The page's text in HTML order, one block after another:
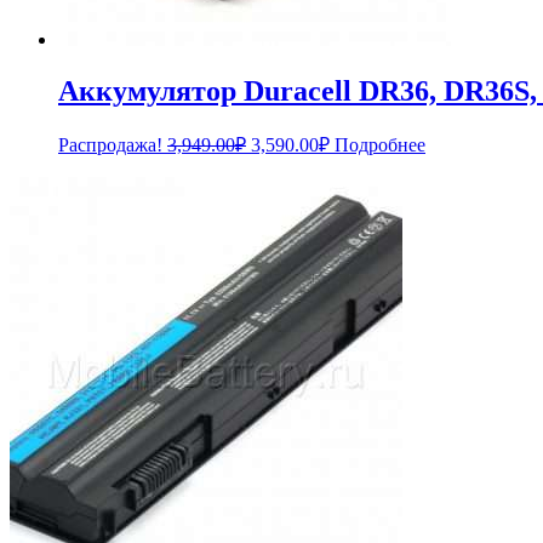
Аккумулятор Duracell DR36,
Распродажа! 3,949.00₽ Первоначальная
3,949.00₽.
3,590.00₽Текущая
Подробнее